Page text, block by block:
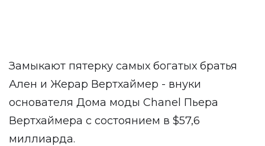
Замыкают пятерку самых богатых братья
Ален и Жерар Вертхаймер - внуки
основателя Дома моды Chanel Пьера
Вертхаймера с состоянием в $57,6
миллиарда.